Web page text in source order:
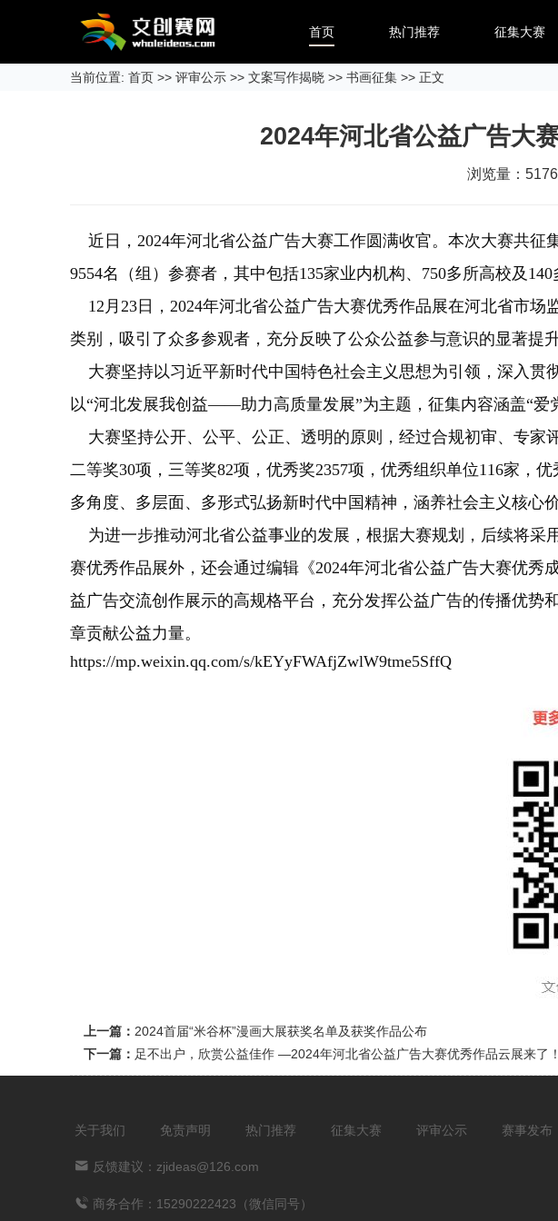
首页 热门推荐 征集大赛
当前位置: 首页 >> 评审公示 >> 文案写作揭晓 >> 书画征集 >> 正文
2024年河北省公益广告大
浏览量：
近日，2024年河北省公益广告大赛工作圆满收官。本次大赛共征
9554名（组）参赛者，其中包括135家业内机构、750多所高校及
12月23日，2024年河北省公益广告大赛优秀作品展在河北省市场
类别，吸引了众多参观者，充分反映了公众公益参与意识的显著提
大赛坚持以习近平新时代中国特色社会主义思想为引领，深入贯
以“河北发展我创益——助力高质量发展”为主题，征集内容涵盖“爱
大赛坚持公开、公平、公正、透明的原则，经过合规初审、专家
二等奖30项，三等奖82项，优秀奖2357项，优秀组织单位116家，
多角度、多层面、多形式弘扬新时代中国精神，涵养社会主义核心
为进一步推动河北省公益事业的发展，根据大赛规划，后续将采
赛优秀作品展外，还会通过编辑《2024年河北省公益广告大赛优
益广告交流创作展示的高规格平台，充分发挥公益广告的传播优
章贡献公益力量。
https://mp.weixin.qq.com/s/kEYyFWAfjZwlW9tme5SffQ
上一篇： 2024首届“米谷杯”漫画大展获奖名单及获奖作品公布
下一篇： 足不出户，欣赏公益佳作 —2024年河北省公益广告大赛优秀作品云展来了！
关于我们 免责声明 热门推荐 征集大赛 评审公示 赛事发布
反馈建议：zjideas@126.com
商务合作：15290222423（微信同号）